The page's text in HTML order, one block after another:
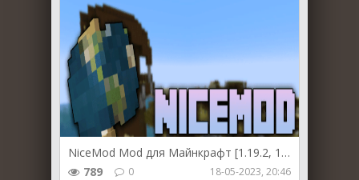
NiceMod Mod для Майнкрафт [1.19.2, 1.19, 1.18.2]
789
0 18-05-2023, 20:46